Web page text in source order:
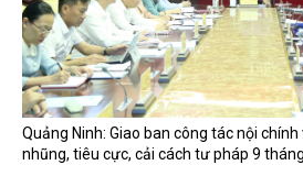
Quảng Ninh: Giao ban công tác nội
nhũng, tiêu cực, cải cách tư pháp 9